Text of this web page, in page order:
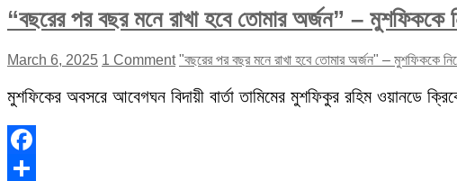
“বছরের পর বছর মনে রাখা হবে তোমার অর্জন” – মুশফিককে
March 6, 2025 1 Comment "বছরের পর বছর মনে রাখা হবে তোমার অর্জন" – মুশফিককে
মুশফিকের অবসরে আবেগঘন বিদায়ী বার্তা তামিমের মুশফিকুর রহিম ওয়ানডে
Facebook